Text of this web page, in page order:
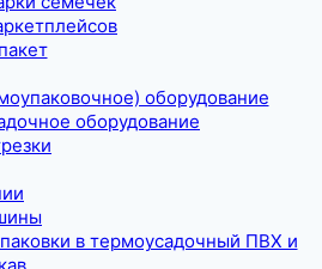
оборудование
оборудование
в термоусадочный ПВХ и